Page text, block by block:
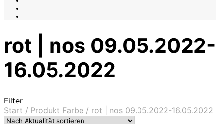
rot | nos 09.05.2022-
16.05.2022
Filter
Start / Produkt Farbe / rot | nos 09.05.2022-16.05.2022